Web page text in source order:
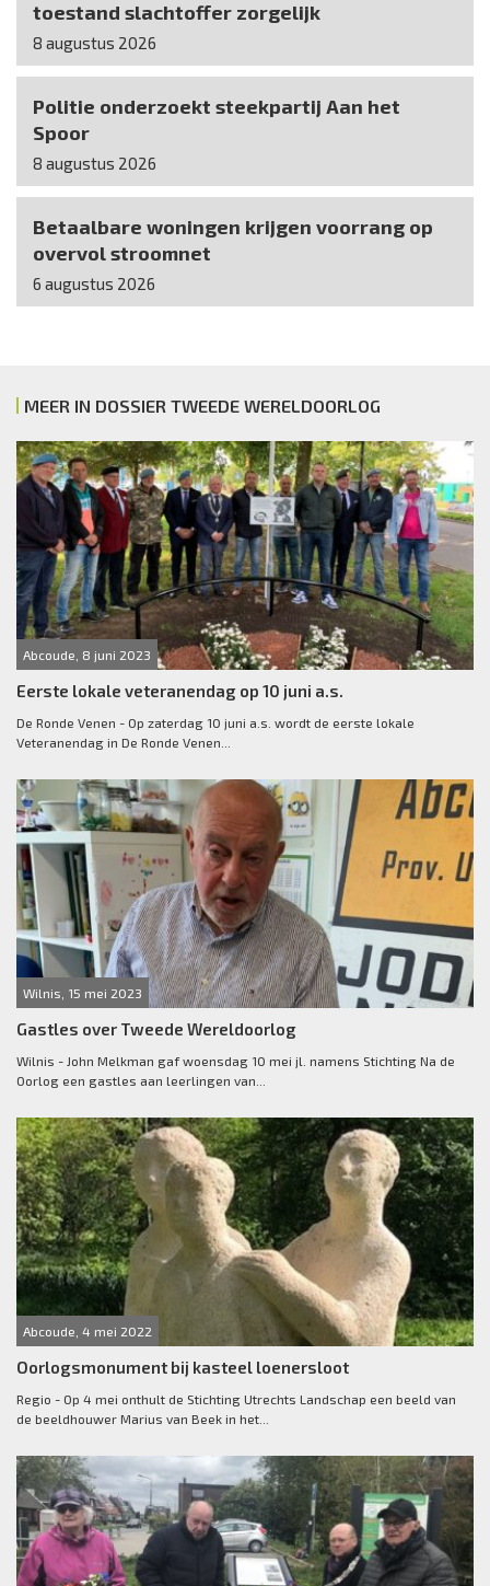
toestand slachtoffer zorgelijk
8 augustus 2026
Politie onderzoekt steekpartij Aan het
Spoor
8 augustus 2026
Betaalbare woningen krijgen voorrang op
overvol stroomnet
6 augustus 2026
MEER IN DOSSIER TWEEDE WERELDOORLOG
Abcoude, 8 juni 2023
Eerste lokale veteranendag op 10 juni a.s.
De Ronde Venen - Op zaterdag 10 juni a.s. wordt de eerste lokale
Veteranendag in De Ronde Venen...
Wilnis, 15 mei 2023
Gastles over Tweede Wereldoorlog
Wilnis - John Melkman gaf woensdag 10 mei jl. namens Stichting Na de
Oorlog een gastles aan leerlingen van...
Abcoude, 4 mei 2022
Oorlogsmonument bij kasteel loenersloot
Regio - Op 4 mei onthult de Stichting Utrechts Landschap een beeld van
de beeldhouwer Marius van Beek in het...